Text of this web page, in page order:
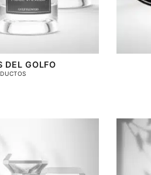
DEL GOLFO